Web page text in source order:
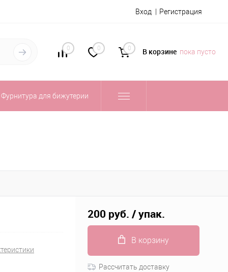
Вход Регистрация
0 0 0 В корзине пока пусто
Фурнитура для бижутерии
200 руб. / упак.
В корзину
Рассчитать доставку